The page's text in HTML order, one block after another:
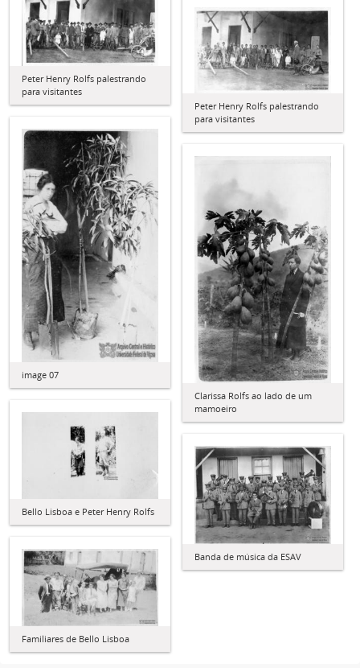
Peter Henry Rolfs palestrando
para visitantes
Peter Henry Rolfs palestrando
para visitantes
image 07
Clarissa Rolfs ao lado de um
mamoeiro
Bello Lisboa e Peter Henry Rolfs
Banda de música da ESAV
Familiares de Bello Lisboa